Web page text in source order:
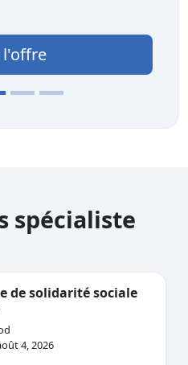
l'offre
spécialiste
de solidarité sociale
4, 2026